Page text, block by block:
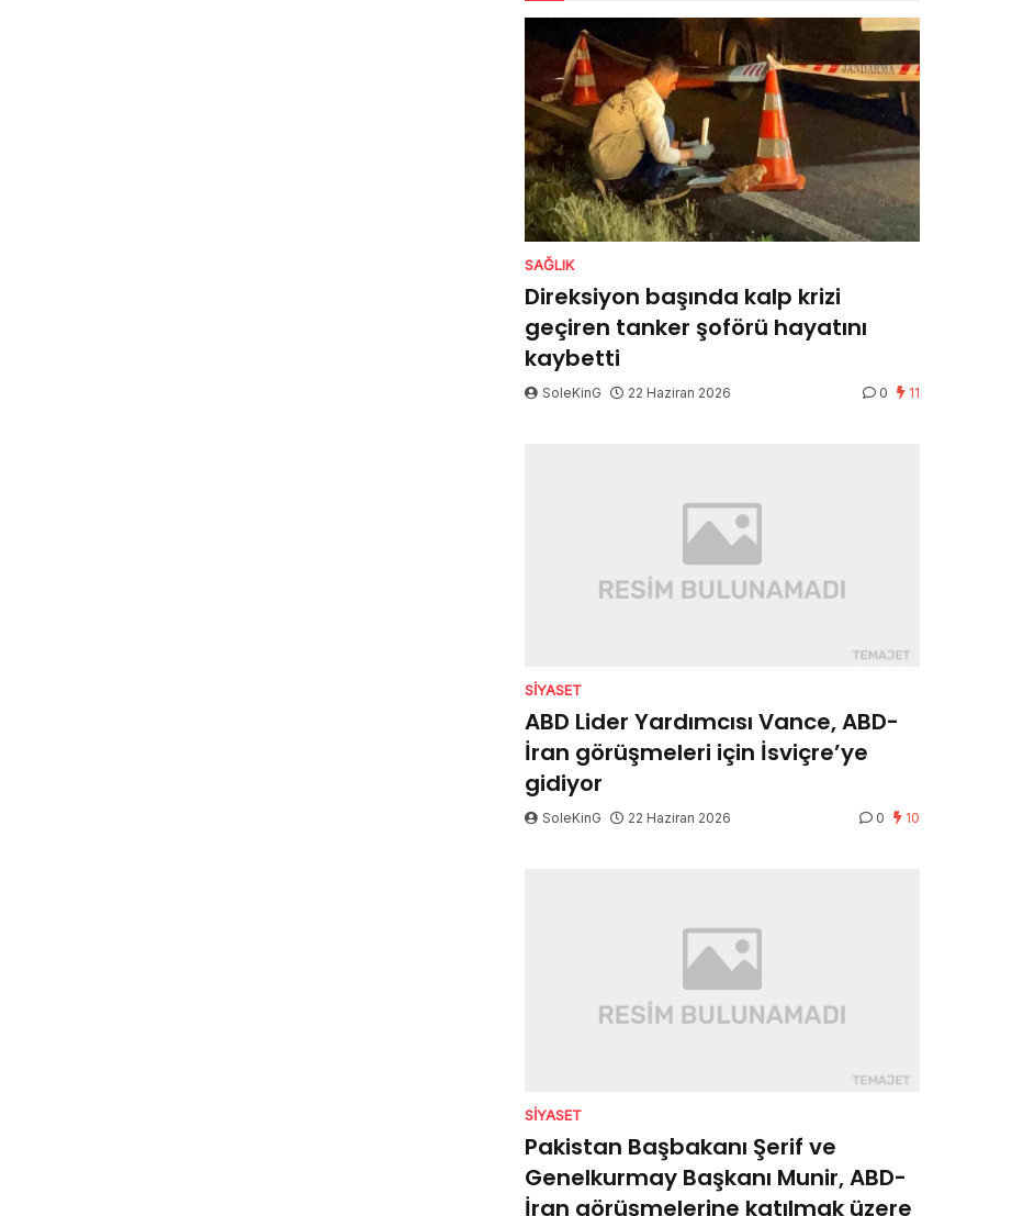
SAĞLIK
Direksiyon başında kalp krizi
geçiren tanker şoförü hayatını
kaybetti
SoleKinG 22 Haziran 2026 0 11
SIYASET
ABD Lider Yardımcısı Vance, ABD-
İran görüşmeleri için İsviçre’ye
gidiyor
SoleKinG 22 Haziran 2026 0 10
SIYASET
Pakistan Başbakanı Şerif ve
Genelkurmay Başkanı Munir, ABD-
İran görüşmelerine katılmak üzere